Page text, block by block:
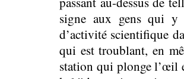
signe aux gens qui y
d’activité scientifique
qui est troublant, en
station qui plonge l’œil